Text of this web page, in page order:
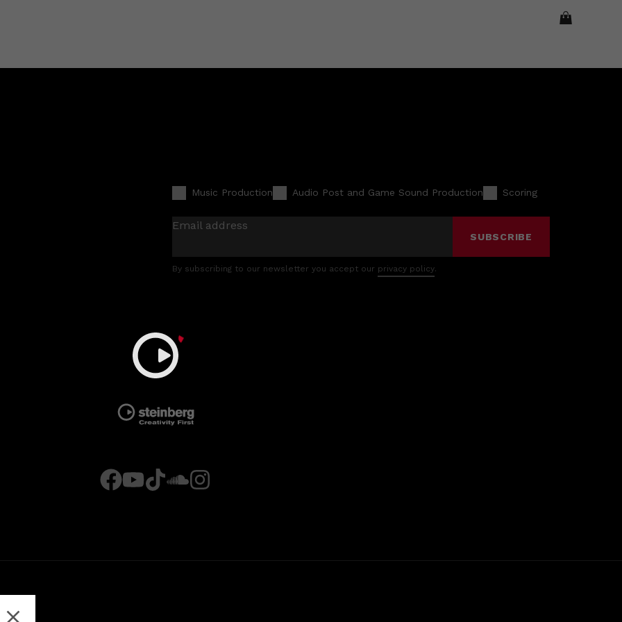
Music Production Audio Post and Game Sound Production Scoring
Email address
SUBSCRIBE
By subscribing to our newsletter you accept our privacy policy.